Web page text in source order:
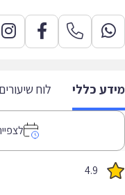
כללי לוח שיעורים
לצפייה
4.9